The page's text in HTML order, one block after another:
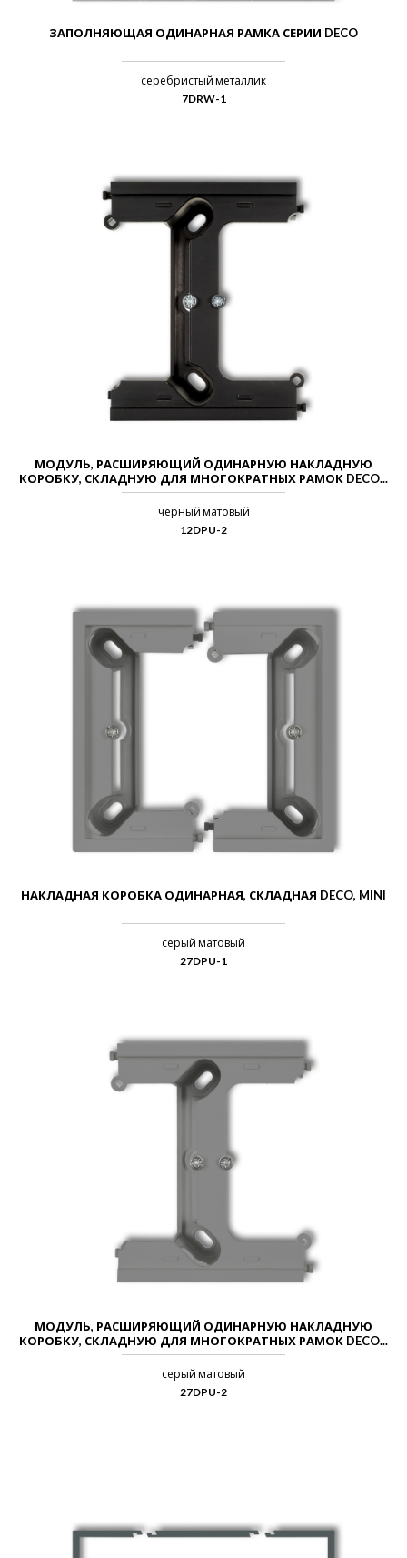
ЗАПОЛНЯЮЩАЯ ОДИНАРНАЯ РАМКА СЕРИИ DECO
серебристый металлик
7DRW-1
МОДУЛЬ, РАСШИРЯЮЩИЙ ОДИНАРНУЮ НАКЛАДНУЮ
КОРОБКУ, СКЛАДНУЮ ДЛЯ МНОГОКРАТНЫХ РАМОК DECO...
черный матовый
12DPU-2
НАКЛАДНАЯ КОРОБКА ОДИНАРНАЯ, СКЛАДНАЯ DECO, MINI
серый матовый
27DPU-1
МОДУЛЬ, РАСШИРЯЮЩИЙ ОДИНАРНУЮ НАКЛАДНУЮ
КОРОБКУ, СКЛАДНУЮ ДЛЯ МНОГОКРАТНЫХ РАМОК DECO...
серый матовый
27DPU-2